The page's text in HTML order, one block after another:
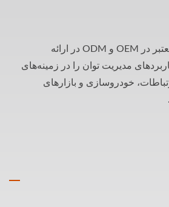
بیش از ۳۵ سال تجربه معتبر در OEM و ODM در ارائه
مدیریت توان را در زمینه‌های
خودروسازی و بازارهای